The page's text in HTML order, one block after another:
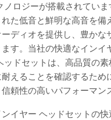
ノロジーが搭載されてい
た低音と鮮明な高音を備
ディオを提供し、豊かな
す。当社の快適なインイ
ッドセットは、高品質の素
えることを確認するため
頼性の高いパフォーマン
イヤー ヘッドセットの